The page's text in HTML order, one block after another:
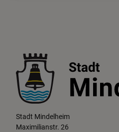
Stadt Mindelheim
Maximilianstr. 26